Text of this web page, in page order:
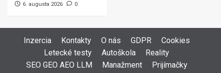
6. augusta 2026
0
Inzercia Kontakty O nás GDPR
Cookies
Letecké testy
Autoškola
Reality
SEO GEO AEO LLM
Manažment
Prijímačky